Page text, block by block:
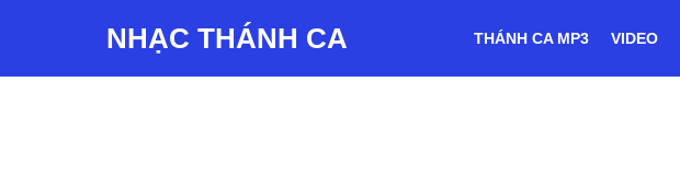
NHẠC THÁNH CA THÁNH CA MP3 VIDEO